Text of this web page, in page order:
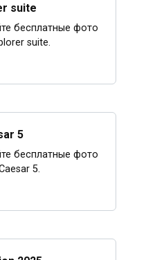
suite
бесплатные фото
suite.
5
бесплатные фото
5.